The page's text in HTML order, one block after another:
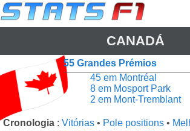
CANADÁ
55 Grandes Prémios
45 em Montréal
8 em Mosport Park
2 em Mont-Tremblant
Cronologia : Vitórias • Pole positions •